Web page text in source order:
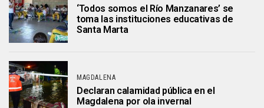
‘Todos somos el Río Manzanares’ se
toma las instituciones educativas de
Santa Marta
MAGDALENA
Declaran calamidad pública en el
Magdalena por ola invernal